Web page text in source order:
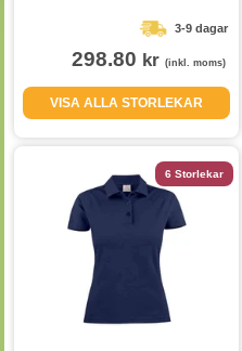
3-9 dagar
298.80 kr (inkl. moms)
VISA ALLA STORLEKAR
6 Storlekar